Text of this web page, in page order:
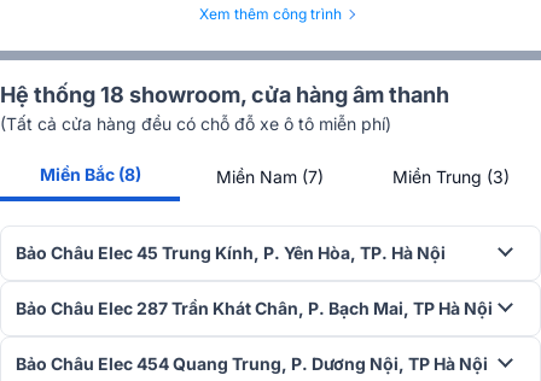
Độ bền cao
Cục đẩy công suất JBL V4 có độ bền cao, hoạt động ổn định nhờ
được trang bị quạt tản nhiệt và lưới lọc bụi có thể tháo rời. Sử dụng
quạt tản nhiệt giúp tăng cường luồng khí lưu thông trong thiết bị,
giải nhiệt nhanh chóng, duy trì nhiệt độ ổn định giúp giảm thiểu
nguy cơ quá nhiệt và bảo vệ thiết bị khỏi hư hỏng.
Xem thêm công trình
Hệ thống 18 showroom, cửa hàng âm thanh
(Tất cả cửa hàng đều có chỗ đỗ xe ô tô miễn phí)
Miền Bắc (8) Miền Nam (7) Miền Trung (3)
Bảo Châu Elec 45 Trung Kính, P. Yên Hòa, TP. Hà Nội
Bảo Châu Elec 287 Trần Khát Chân, P. Bạch Mai, TP Hà Nội
Bảo Châu Elec 454 Quang Trung, P. Dương Nội, TP Hà Nội